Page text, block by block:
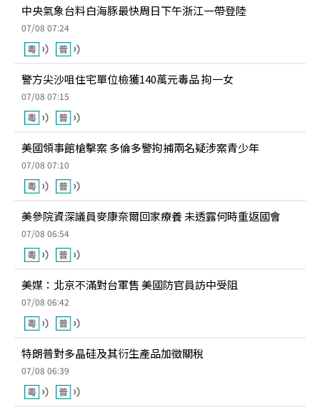
中央氣象台料白海豚最快周日下午浙江一帶登陸
07/08 07:24
警方尖沙咀住宅單位檢獲140萬元毒品 拘一女
07/08 07:15
美國領事館槍擊案 多倫多警拘捕兩名疑涉案青少年
07/08 07:10
美參院資深議員麥康奈爾回家療養 未透露何時重返國會
07/08 06:54
美媒：北京不滿對台軍售 美國防官員訪中受阻
07/08 06:42
特朗普對多晶硅及其衍生產品加徵關稅
07/08 06:39